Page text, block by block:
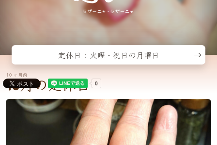
定休日 : 火曜・祝日の月曜日
10月の定休日
10 ヶ月前